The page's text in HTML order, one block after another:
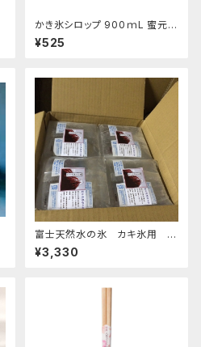
かき氷シロップ 900ｍL 蜜元研
究所製
¥525
富士天然水の氷 カキ氷用 2
kg 4個セット 発泡スチロール箱
入り
¥3,330